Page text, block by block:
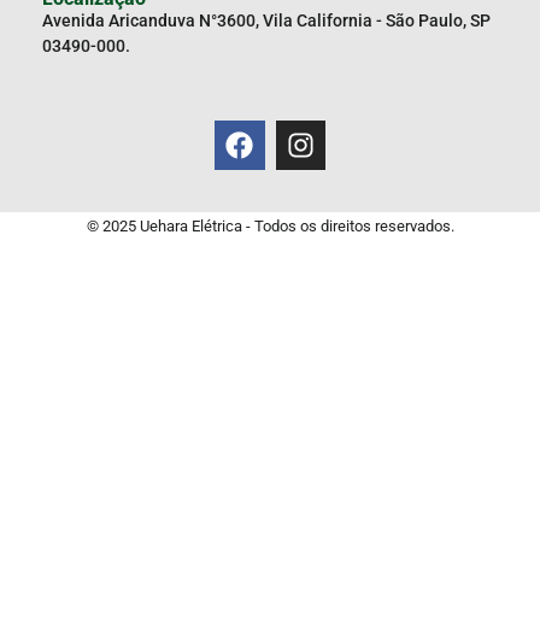
Avenida Aricanduva N°3600, Vila California - São Paulo, SP
03490-000.
© 2025 Uehara Elétrica - Todos os direitos reservados.